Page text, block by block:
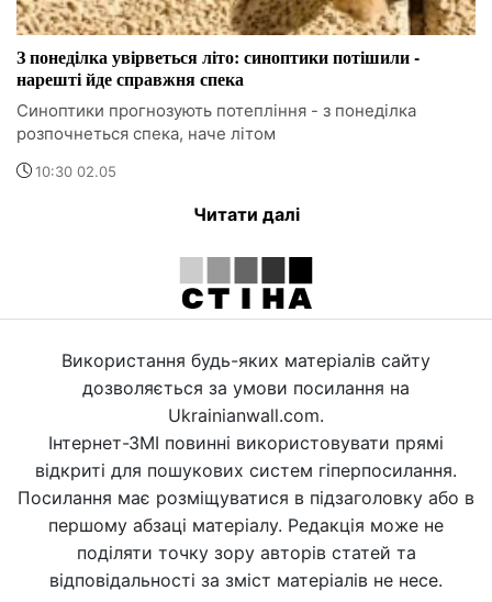
З понеділка увірветься літо: синоптики потішили -
нарешті йде справжня спека
Синоптики прогнозують потепління - з понеділка
розпочнеться спека, наче літом
10:30 02.05
Читати далі
Використання будь-яких матеріалів сайту
дозволяється за умови посилання на
Ukrainianwall.com.
Інтернет-ЗМІ повинні використовувати прямі
відкриті для пошукових систем гіперпосилання.
Посилання має розміщуватися в підзаголовку або в
першому абзаці матеріалу. Редакція може не
поділяти точку зору авторів статей та
відповідальності за зміст матеріалів не несе.